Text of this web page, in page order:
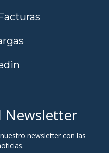
Newsletter
newsletter con las